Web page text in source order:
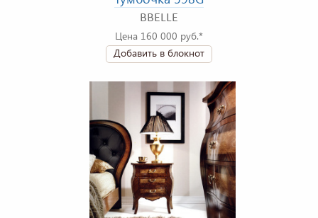
BBELLE
Цена 160 000 руб.*
Добавить в блокнот